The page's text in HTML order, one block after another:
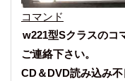
コマンド
w221型Sクラスのコ
ご連絡下さい。
CD＆DVD読み込み不